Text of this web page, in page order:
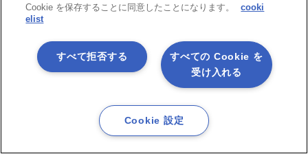
▶ 過去のAI/IoT活用関連のイベント・セミナー一覧はこちら
製品サービス紹介
Cookie を保存することに同意したことになります。
cooki
elist
すべての Cookie を
受け入れる
すべて拒否する
Cookie 設定